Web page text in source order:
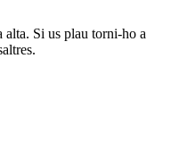
alta. Si us plau torni-ho a